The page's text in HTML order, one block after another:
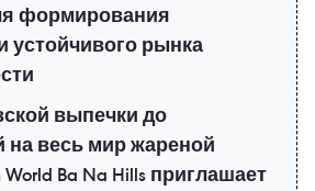
формирования
устойчивого рынка
выпечки до
на весь мир жареной
Ba Na Hills приглашает